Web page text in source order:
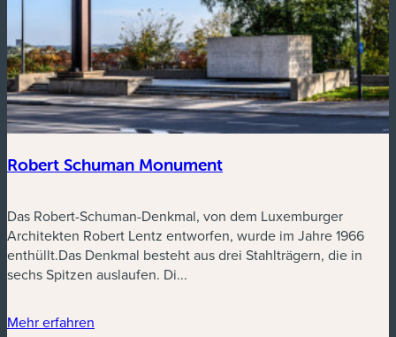
Robert Schuman Monument
Das Robert-Schuman-Denkmal, von dem Luxemburger
Architekten Robert Lentz entworfen, wurde im Jahre 1966
enthüllt.Das Denkmal besteht aus drei Stahlträgern, die in
sechs Spitzen auslaufen. Di...
Mehr erfahren